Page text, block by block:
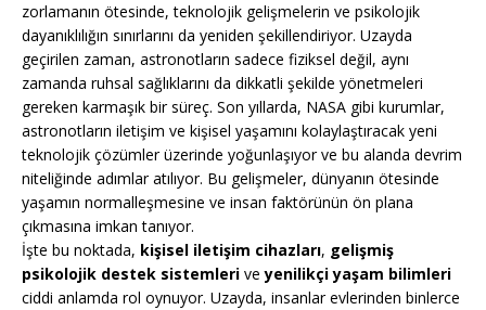
zorlamanın ötesinde, teknolojik gelişmelerin ve psikolojik
dayanıklılığın sınırlarını da yeniden şekillendiriyor. Uzayda
geçirilen zaman, astronotların sadece fiziksel değil, aynı
zamanda ruhsal sağlıklarını da dikkatli şekilde yönetmeleri
gereken karmaşık bir süreç. Son yıllarda, NASA gibi kurumlar,
astronotların iletişim ve kişisel yaşamını kolaylaştıracak yeni
teknolojik çözümler üzerinde yoğunlaşıyor ve bu alanda devrim
niteliğinde adımlar atılıyor. Bu gelişmeler, dünyanın ötesinde
yaşamın normalleşmesine ve insan faktörünün ön plana
çıkmasına imkan tanıyor.
İşte bu noktada, kişisel iletişim cihazları, gelişmiş
psikolojik destek sistemleri veyenilikçi yaşam bilimleri
ciddi anlamda rol oynuyor. Uzayda, insanlar evlerinden binlerce